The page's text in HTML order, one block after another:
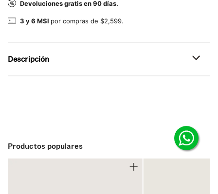
Devoluciones gratis en 90 días.
3 y 6 MSI por compras de $2,599.
Descripción
parte superior transpirable, reforzada con Rapidweld,
equilibra perfectamente durabilidad y ajuste ligero. La
entresuela UltraCush Lite amortigua cada paso para
reducir la fatiga en días largos, mientras que la suela
waffle invertida ofrece una tracción confiable en terrenos
Productos populares